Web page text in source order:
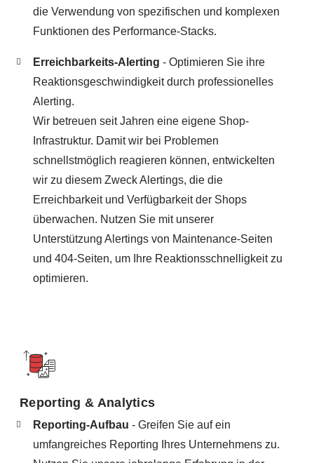
die Verwendung von spezifischen und komplexen
Funktionen des Performance-Stacks.
Erreichbarkeits-Alerting - Optimieren Sie ihre
Reaktionsgeschwindigkeit durch professionelles
Alerting.
Wir betreuen seit Jahren eine eigene Shop-
Infrastruktur. Damit wir bei Problemen
schnellstmöglich reagieren können, entwickelten
wir zu diesem Zweck Alertings, die die
Erreichbarkeit und Verfügbarkeit der Shops
überwachen. Nutzen Sie mit unserer
Unterstützung Alertings von Maintenance-Seiten
und 404-Seiten, um Ihre Reaktionsschnelligkeit zu
optimieren.
Reporting & Analytics
Reporting-Aufbau - Greifen Sie auf ein
umfangreiches Reporting Ihres Unternehmens zu.